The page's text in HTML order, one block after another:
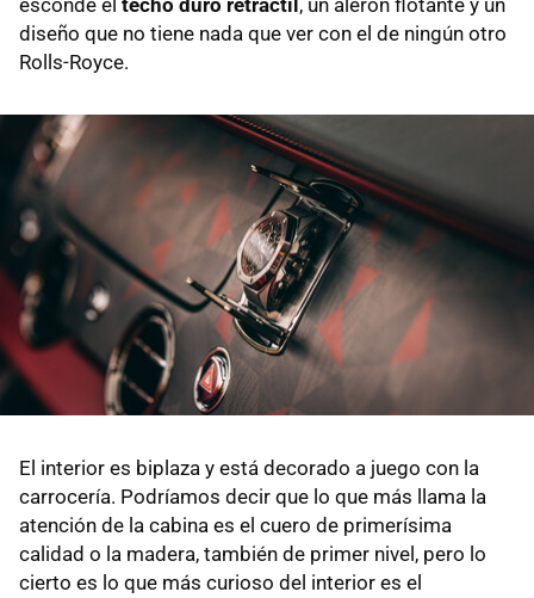
esconde el techo duro retráctil , un alerón flotante y un
diseño que no tiene nada que ver con el de ningún otro
Rolls-Royce.
El interior es biplaza y está decorado a juego con la
carrocería. Podríamos decir que lo que más llama la
atención de la cabina es el cuero de primerísima
calidad o la madera, también de primer nivel, pero lo
cierto es lo que más curioso del interior es el